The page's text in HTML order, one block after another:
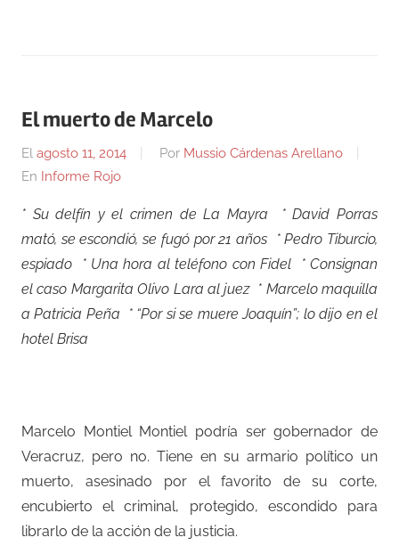
El muerto de Marcelo
El agosto 11, 2014 Por Mussio Cárdenas Arellano
En Informe Rojo
* Su delfín y el crimen de La Mayra * David Porras
mató, se escondió, se fugó por 21 años * Pedro Tiburcio,
espiado * Una hora al teléfono con Fidel * Consignan
el caso Margarita Olivo Lara al juez * Marcelo maquilla
a Patricia Peña * “Por si se muere Joaquín”; lo dijo en el
hotel Brisa
Marcelo Montiel Montiel podría ser gobernador de
Veracruz, pero no. Tiene en su armario político un
muerto, asesinado por el favorito de su corte,
encubierto el criminal, protegido, escondido para
librarlo de la acción de la justicia.